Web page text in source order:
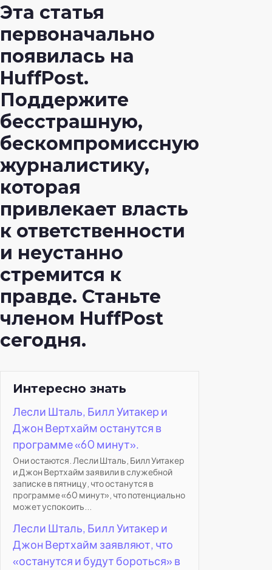
Эта статья
первоначально
появилась на
HuffPost.
Поддержите
бесстрашную,
бескомпромиссную
журналистику,
которая
привлекает власть
к ответственности
и неустанно
стремится к
правде. Станьте
членом HuffPost
сегодня.
Интересно знать
Лесли Шталь, Билл Уитакер и
Джон Вертхайм останутся в
программе «60 минут».
Они остаются. Лесли Шталь, Билл Уитакер
и Джон Вертхайм заявили в служебной
записке в пятницу, что останутся в
программе «60 минут», что потенциально
может успокоить...
Лесли Шталь, Билл Уитакер и
Джон Вертхайм заявляют, что
«останутся и будут бороться» в